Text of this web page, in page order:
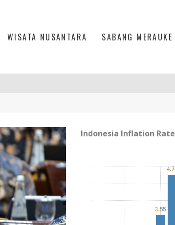
WISATA NUSANTARA SABANG MERAUKE
Indonesia Inflation Rate